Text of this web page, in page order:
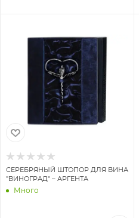
СЕРЕБРЯНЫЙ ШТОПОР ДЛЯ ВИНА
"ВИНОГРАД" – АРГЕНТА
Много